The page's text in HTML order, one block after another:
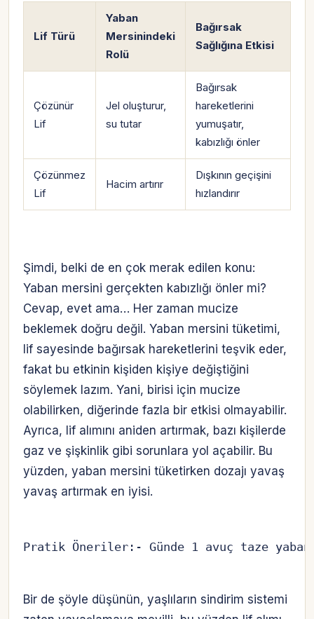
Lif Türü
Yaban
Mersinindeki
Rolü
Bağırsak
Sağlığına Etkisi
Çözünür
Lif
Jel oluşturur,
su tutar
Bağırsak
hareketlerini
yumuşatır,
kabızlığı önler
Çözünmez
Lif
Hacim artırır
Dışkının geçişini
hızlandırır
Şimdi, belki de en çok merak edilen konu:
Yaban mersini gerçekten kabızlığı önler mi?
Cevap, evet ama… Her zaman mucize
beklemek doğru değil. Yaban mersini tüketimi,
lif sayesinde bağırsak hareketlerini teşvik eder,
fakat bu etkinin kişiden kişiye değiştiğini
söylemek lazım. Yani, birisi için mucize
olabilirken, diğerinde fazla bir etkisi olmayabilir.
Ayrıca, lif alımını aniden artırmak, bazı kişilerde
gaz ve şişkinlik gibi sorunlara yol açabilir. Bu
yüzden, yaban mersini tüketirken dozajı yavaş
yavaş artırmak en iyisi.
Pratik Öneriler:- Günde 1 avuç taze
Bir de şöyle düşünün, yaşlıların sindirim sistemi